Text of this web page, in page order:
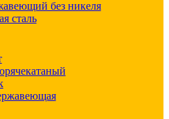
без никеля
сталь